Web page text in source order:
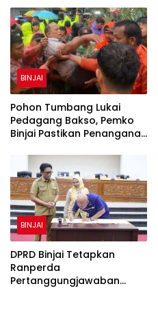
BINJAI
Pohon Tumbang Lukai
Pedagang Bakso, Pemko
Binjai Pastikan Penanganan
Rawan
BINJAI
DPRD Binjai Tetapkan
Ranperda
Pertanggungjawaban